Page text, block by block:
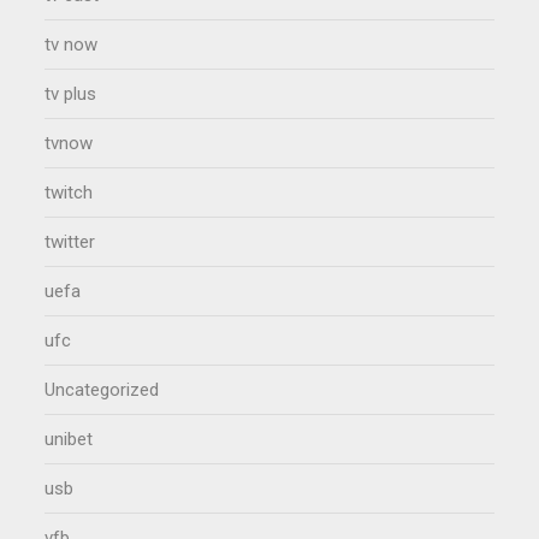
tv now
tv plus
tvnow
twitch
twitter
uefa
ufc
Uncategorized
unibet
usb